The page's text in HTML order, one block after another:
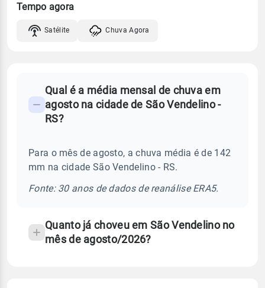
Tempo agora
Satélite Chuva Agora
Perguntas
frequentes
chuva
temperatura
Qual é a média mensal de chuva em
agosto na cidade de São Vendelino -
RS?
Para o mês de agosto, a chuva média é de 142
mm na cidade São Vendelino - RS.
Fonte: 30 anos de dados de reanálise ERA5.
Quanto já choveu em São Vendelino no
mês de agosto/2026?